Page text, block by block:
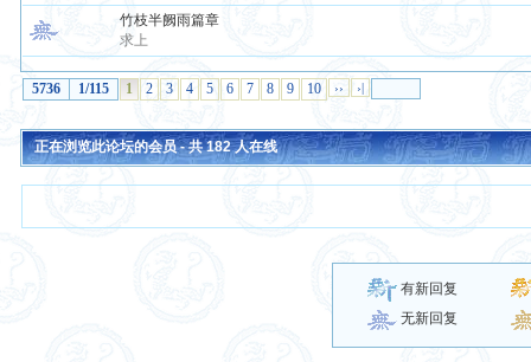
竹枝半阙雨篇章
求上
5736 1/115 1 2 3 4 5 6 7 8 9 10 ›› ›|
正在浏览此论坛的会员 - 共182人在线
有新回复
无新回复